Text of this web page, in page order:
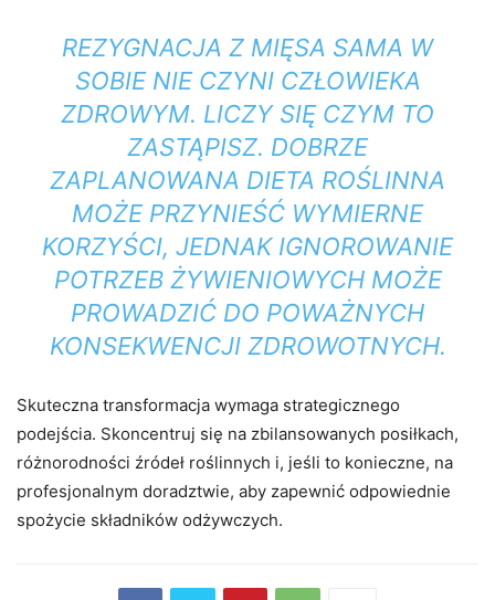
REZYGNACJA Z MIĘSA SAMA W
SOBIE NIE CZYNI CZŁOWIEKA
ZDROWYM. LICZY SIĘ CZYM TO
ZASTĄPISZ. DOBRZE
ZAPLANOWANA DIETA ROŚLINNA
MOŻE PRZYNIEŚĆ WYMIERNE
KORZYŚCI, JEDNAK IGNOROWANIE
POTRZEB ŻYWIENIOWYCH MOŻE
PROWADZIĆ DO POWAŻNYCH
KONSEKWENCJI ZDROWOTNYCH.
Skuteczna transformacja wymaga strategicznego
podejścia. Skoncentruj się na zbilansowanych posiłkach,
różnorodności źródeł roślinnych i, jeśli to konieczne, na
profesjonalnym doradztwie, aby zapewnić odpowiednie
spożycie składników odżywczych.